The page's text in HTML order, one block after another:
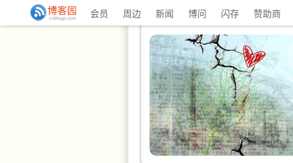
会员 周边 新闻 博问 闪存 赞助商